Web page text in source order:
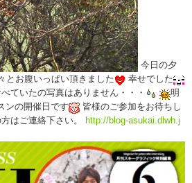
今日の夕
とお腹いっぱい頂きました
幸せでした
ていたの写真はありません・・・
明
ンの開催日です
皆様のご参加をお待ちし
はご連絡下さい。 http://blog-asukai.dlwh.j